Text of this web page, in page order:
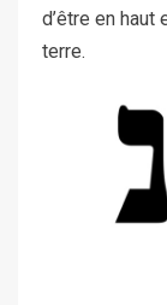
d’être en haut
terre.